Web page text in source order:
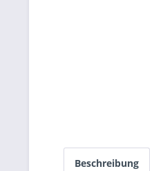
Beschreibung